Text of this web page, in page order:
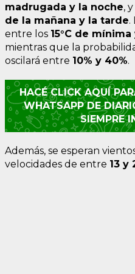
madrugada y la noche, y
de la mañana y la tarde.
entre los 15°C de
mientras que la
oscilará entre 10% y 40%.
HACÉ CLICK AQUÍ
WHATSAPP DE
SIEMPRE
Además, se esperan
velocidades de entre 13 y